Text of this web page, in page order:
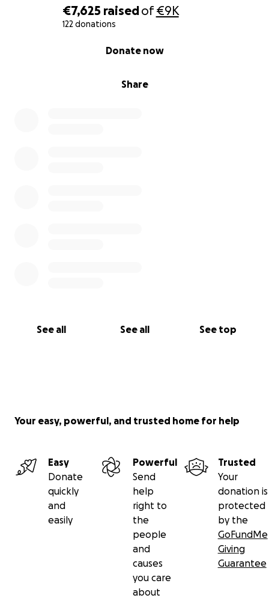
€7,625 raisedof€9K
122 donations
Share
Donate now
See all See all See top
Your easy, powerful, and trusted home for help
Easy
Donate
quickly
and
easily
Powerful
Send
help
right to
the
people
and
causes
you care
about
Trusted
Your
donation is
protected
by the
GoFundMe
Giving
Guarantee